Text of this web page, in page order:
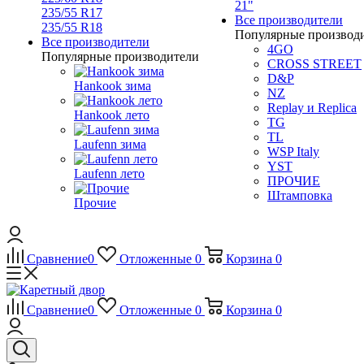
235/55 R17
235/55 R18
Все производители
Популярные производители
Hankook зима
Hankook лето
Laufenn зима
Laufenn лето
Прочие
21"
Все производители
Популярные
4GO
CROSS STREET
D&P
NZ
Replay и Replica
TG
TL
WSP Italy
YST
ПРОЧИЕ
Штамповка
Сравнение0 Отложенные 0 Корзина 0
Сравнение0 Отложенные 0 Корзина 0